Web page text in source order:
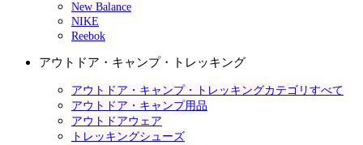
New Balance
NIKE
Reebok
アウトドア・キャンプ・トレッキング
アウトドア・キャンプ・トレッキングカテゴリすべて
アウトドア・キャンプ用品
アウトドアウェア
トレッキングシューズ